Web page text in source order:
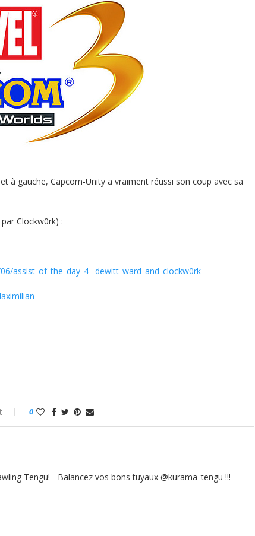
à gauche, Capcom-Unity a vraiment réussi son coup avec sa
Clockw0rk) :
_dewitt_ward_and_clockw0rk
0
Tengu! - Balancez vos bons tuyaux @kurama_tengu !!!